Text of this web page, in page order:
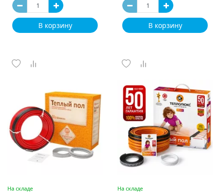
В корзину В корзину
На складе На складе